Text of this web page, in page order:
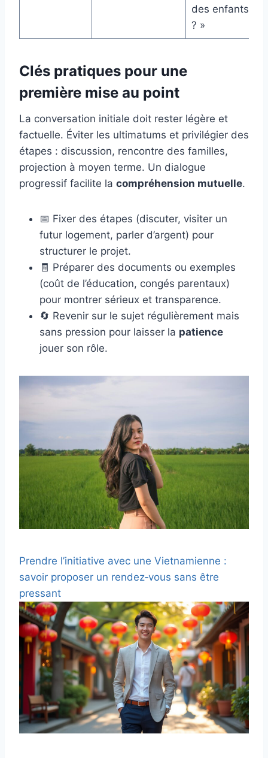
des enfants
? »
Clés pratiques pour une
première mise au point
La conversation initiale doit rester légère et
factuelle. Éviter les ultimatums et privilégier des
étapes : discussion, rencontre des familles,
projection à moyen terme. Un dialogue
progressif facilite la compréhension mutuelle.
📅 Fixer des étapes (discuter, visiter un
futur logement, parler d’argent) pour
structurer le projet.
🧾 Préparer des documents ou exemples
(coût de l’éducation, congés parentaux)
pour montrer sérieux et transparence.
🔄 Revenir sur le sujet régulièrement mais
sans pression pour laisser la patience
jouer son rôle.
Prendre l’initiative avec une Vietnamienne :
savoir proposer un rendez‑vous sans être
pressant